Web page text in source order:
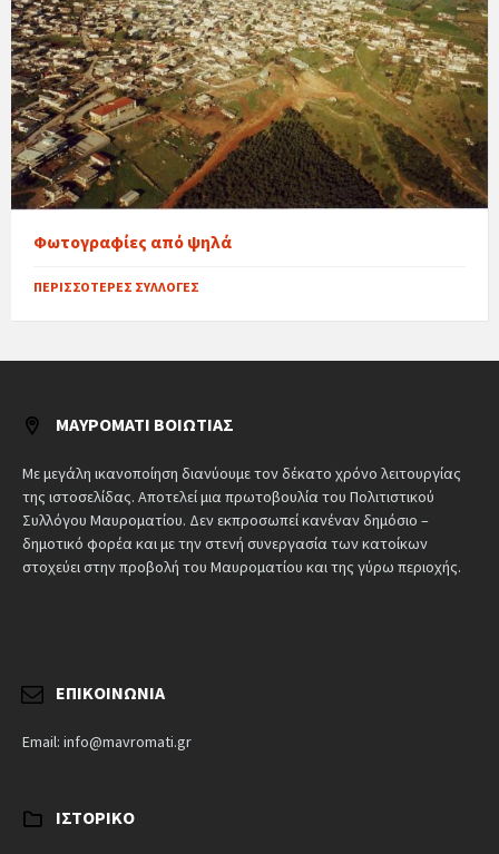
Φωτογραφίες από ψηλά
ΠΕΡΙΣΣΌΤΕΡΕΣ ΣΥΛΛΟΓΈΣ
ΜΑΥΡΟΜΆΤΙ ΒΟΙΩΤΊΑΣ
Με μεγάλη ικανοποίηση διανύουμε τον δέκατο χρόνο λειτουργίας
της ιστοσελίδας. Αποτελεί μια πρωτοβουλία του Πολιτιστικού
Συλλόγου Μαυροματίου. Δεν εκπροσωπεί κανέναν δημόσιο –
δημοτικό φορέα και με την στενή συνεργασία των κατοίκων
στοχεύει στην προβολή του Μαυροματίου και της γύρω περιοχής.
ΕΠΙΚΟΙΝΩΝΊΑ
Email: info@mavromati.gr
ΙΣΤΟΡΙΚΌ